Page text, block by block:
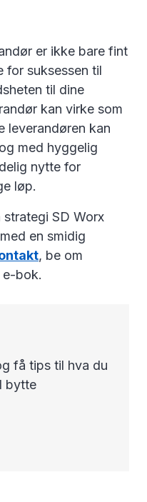
er ikke bare fint
for suksessen til
til dine
kan virke som
leverandøren kan
med hyggelig
nytte for
løp.
strategi SD Worx
en smidig
, be om
e-bok.
få tips til hva du
bytte